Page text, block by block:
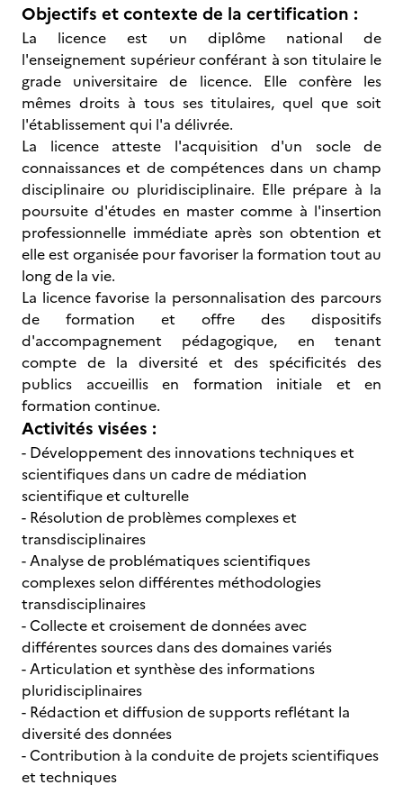
Objectifs et contexte de la certification :
La licence est un diplôme national de
l'enseignement supérieur conférant à son titulaire le
grade universitaire de licence. Elle confère les
mêmes droits à tous ses titulaires, quel que soit
l'établissement qui l'a délivrée.
La licence atteste l'acquisition d'un socle de
connaissances et de compétences dans un champ
disciplinaire ou pluridisciplinaire. Elle prépare à la
poursuite d'études en master comme à l'insertion
professionnelle immédiate après son obtention et
elle est organisée pour favoriser la formation tout au
long de la vie.
La licence favorise la personnalisation des parcours
de formation et offre des dispositifs
d'accompagnement pédagogique, en tenant
compte de la diversité et des spécificités des
publics accueillis en formation initiale et en
formation continue.
Activités visées :
- Développement des innovations techniques et
scientifiques dans un cadre de médiation
scientifique et culturelle
- Résolution de problèmes complexes et
transdisciplinaires
- Analyse de problématiques scientifiques
complexes selon différentes méthodologies
transdisciplinaires
- Collecte et croisement de données avec
différentes sources dans des domaines variés
- Articulation et synthèse des informations
pluridisciplinaires
- Rédaction et diffusion de supports reflétant la
diversité des données
- Contribution à la conduite de projets scientifiques
et techniques